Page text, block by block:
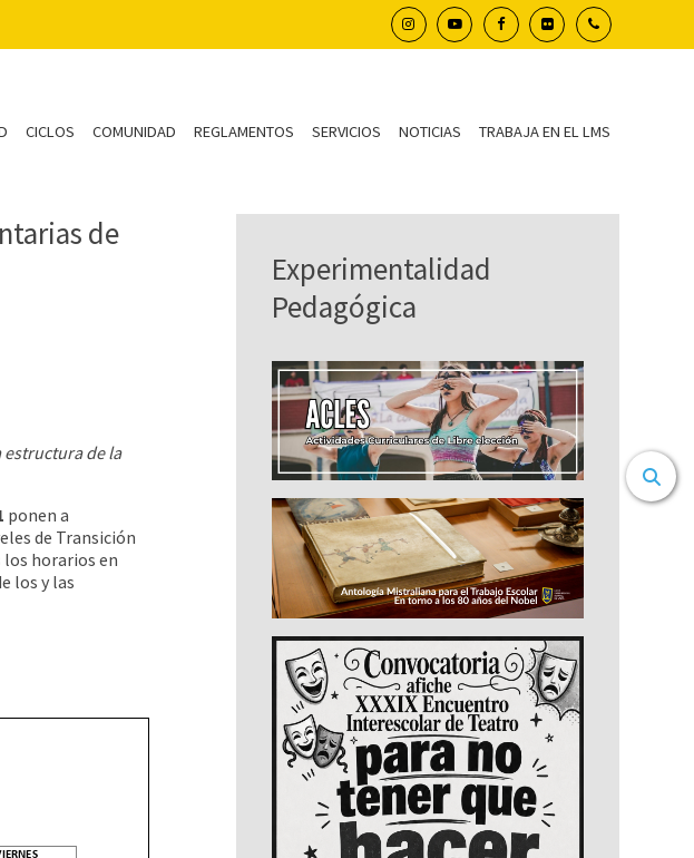
CICLOS COMUNIDAD REGLAMENTOS SERVICIOS NOTICIAS TRABAJA EN EL LMS
de
estructura de la
ponen a
de Transición
los horarios en
los y las
Experimentalidad
Pedagógica